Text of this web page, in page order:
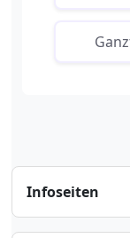
Infoseiten